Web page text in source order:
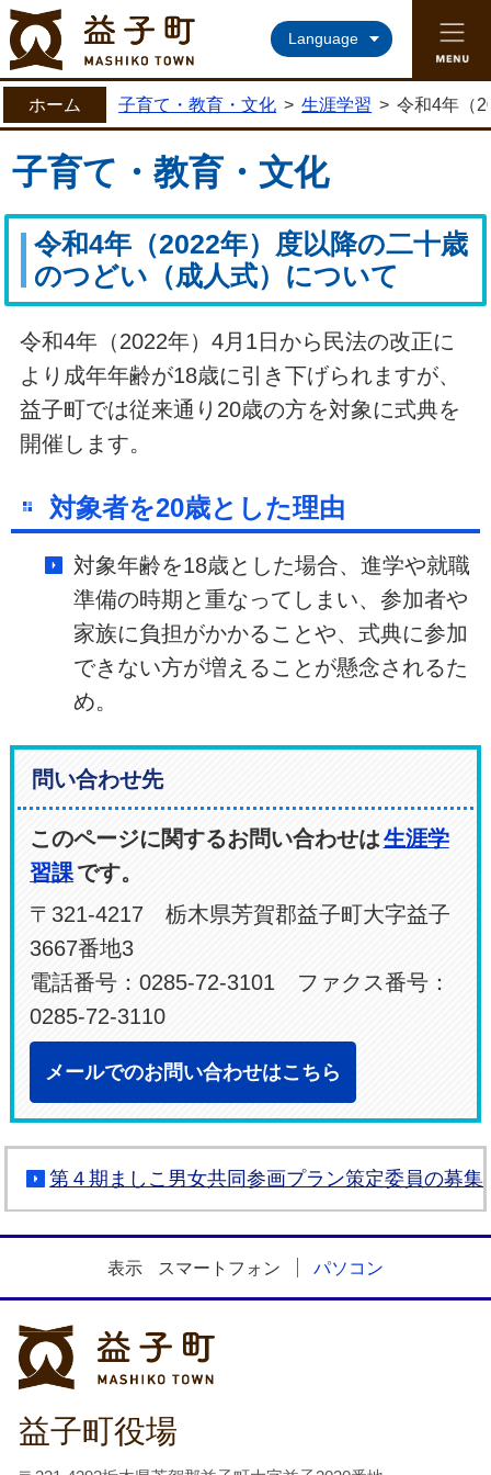
益子町ホームページ
Language
ホーム 子育て・教育・文化 > 生涯学習 > 令和4年（
子育て・教育・文化
令和4年（2022年）度以降の二十歳
のつどい（成人式）について
令和4年（2022年）4月1日から民法の改正に
より成年年齢が18歳に引き下げられますが、
益子町では従来通り20歳の方を対象に式典を
開催します。
対象者を20歳とした理由
対象年齢を18歳とした場合、進学や就職
準備の時期と重なってしまい、参加者や
家族に負担がかかることや、式典に参加
できない方が増えることが懸念されるた
め。
問い合わせ先
このページに関するお問い合わせは生涯学
習課です。
〒321-4217 栃木県芳賀郡益子町大字益子
3667番地3
電話番号：0285-72-3101 ファクス番号：
0285-72-3110
メールでのお問い合わせはこちら
第４期ましこ男女共同参画プラン策定委員の募集
表示 スマートフォン パソコン
益子町役場